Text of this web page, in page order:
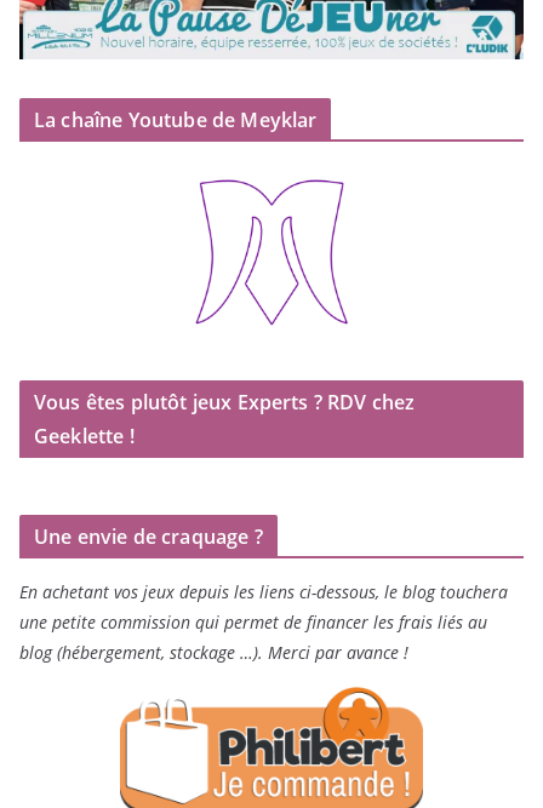
La chaîne Youtube de Meyklar
Vous êtes plutôt jeux Experts ? RDV chez
Geeklette !
Une envie de craquage ?
En achetant vos jeux depuis les liens ci-dessous, le blog touchera
une petite commission qui permet de financer les frais liés au
blog (hébergement, stockage …). Merci par avance !